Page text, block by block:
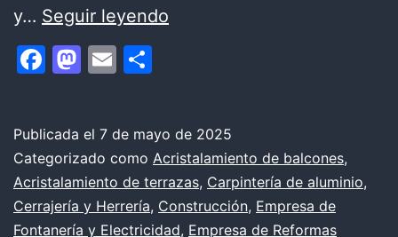
y… Seguir leyendo
con
techos
bajos
(Parte
Facebook
Mastodon
Email
Publicada el 7 de mayo de 2025
Categorizado como Acristalamiento de balcones,
Acristalamiento de terrazas, Carpintería de aluminio,
Cerrajería y Herrería, Construcción, Empresa de
Fontanería y Electricidad, Empresa de Reformas